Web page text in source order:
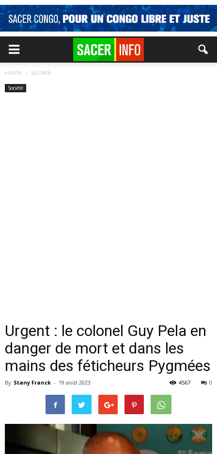
Home Société
Société
Urgent : le colonel Guy Pela en
danger de mort et dans les
mains des féticheurs Pygmées
By Stany Franck - 19 août 2023 0
4567